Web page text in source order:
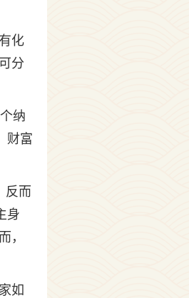
化
分
纳
财富
反而
身
，
如